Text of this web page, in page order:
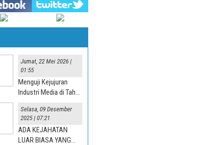
Jumat, 22 Mei 2026 |
01:55
Menguji Kejujuran
Industri Media di Tahun
Selasa, 09 Desember
2025 | 07:21
ADA KEJAHATAN
LUAR BIASA YANG